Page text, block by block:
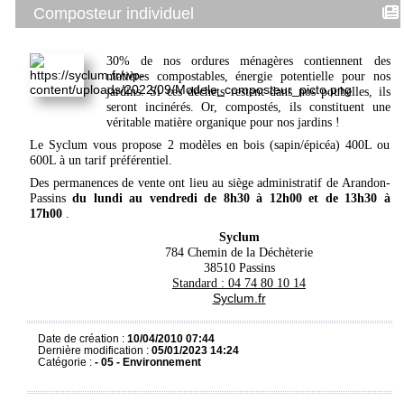
Composteur individuel
30% de nos ordures ménagères contiennent des
matières compostables, énergie potentielle pour nos
jardins. Si ces déchets restent dans nos poubelles, ils
seront incinérés. Or, compostés, ils constituent une
véritable matière organique pour nos jardins !
Le Syclum vous propose 2 modèles en bois (sapin/épicéa) 400L ou
600L à un tarif préférentiel.
Des permanences de vente ont lieu au siège administratif de Arandon-
Passinsdu lundi au vendredi de 8h30 à 12h00 et de 13h30 à
17h00 .
Syclum
784 Chemin de la Déchèterie
38510 Passins
Standard : 04 74 80 10 14
Syclum.fr
Date de création : 10/04/2010 07:44
Dernière modification : 05/01/2023 14:24
Catégorie : - 05 - Environnement